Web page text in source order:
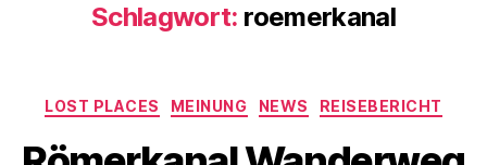
Schlagwort: roemerkanal
Kategorien
LOST PLACES MEINUNG NEWS REISEBERICHT